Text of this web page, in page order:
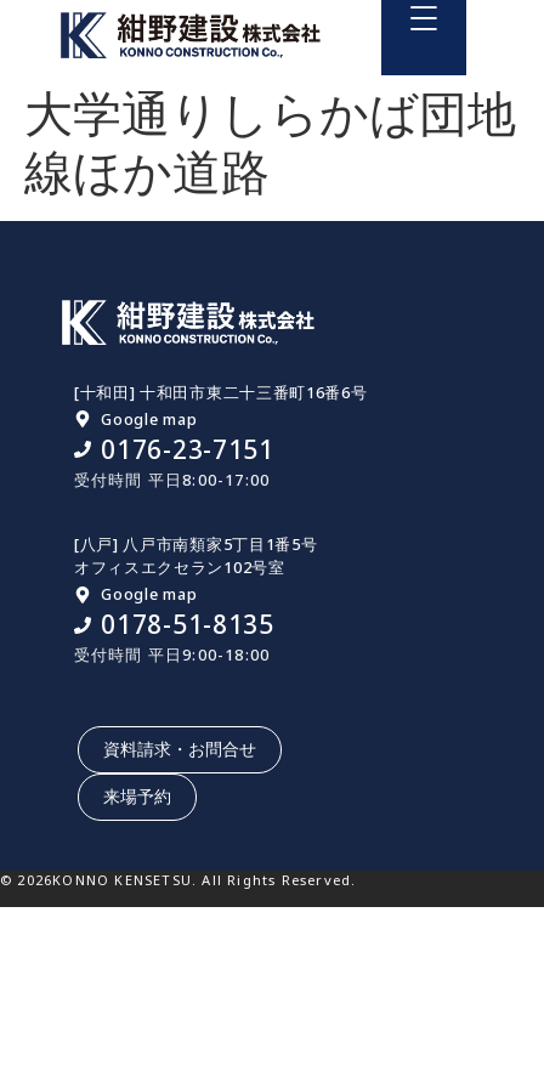
大学通りしらかば団地
線ほか道路
[十和田] 十和田市東二十三番町16番6号
Google map
0176-23-7151
受付時間 平日8:00-17:00
[八戸] 八戸市南類家5丁目1番5号
オフィスエクセラン102号室
Google map
0178-51-8135
受付時間 平日9:00-18:00
資料請求・お問合せ
来場予約
© 2026KONNO KENSETSU. All Rights Reserved.